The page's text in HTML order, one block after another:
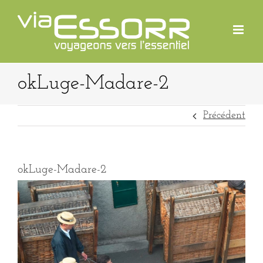
contenu
okLuge-Madare-2
Précédent
okLuge-Madare-2